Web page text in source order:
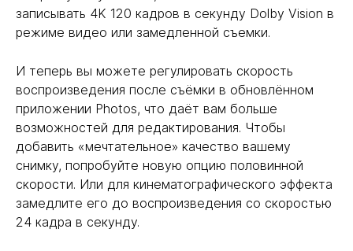
записывать 4K 120 кадров в секунду Dolby Vision в
режиме видео или замедленной съемки.
И теперь вы можете регулировать скорость
воспроизведения после съёмки в обновлённом
приложении Photos, что даёт вам больше
возможностей для редактирования. Чтобы
добавить «мечтательное» качество вашему
снимку, попробуйте новую опцию половинной
скорости. Или для кинематографического эффекта
замедлите его до воспроизведения со скоростью
24 кадра в секунду.